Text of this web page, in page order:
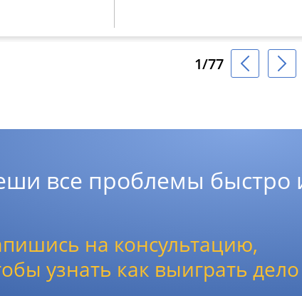
1/77
все проблемы быстро
на консультацию,
узнать как выиграть дело